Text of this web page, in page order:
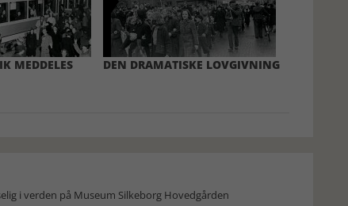
MEDDELES
DEN DRAMATISKE LOVGIVNING
i verden på Museum Silkeborg Hovedgården